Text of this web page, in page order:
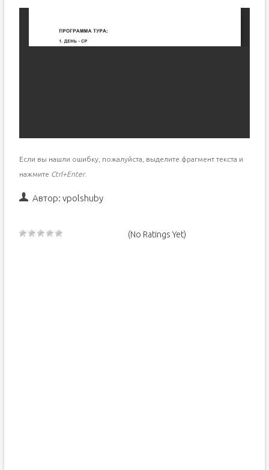
Если вы нашли ошибку, пожалуйста, выделите фрагмент текста и
нажмите Ctrl+Enter.
Автор: vpolshuby
(No Ratings Yet)